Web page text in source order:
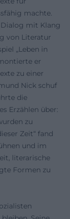
machte.
Dialog mit Klang
von Literatur
„Leben in
er
zu einer
Nick schuf
die
Erzählen über:
zu
Zeit“ fand
und im
literarische
Formen zu